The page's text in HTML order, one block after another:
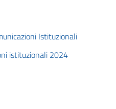
Istituzionali
istituzionali 2024